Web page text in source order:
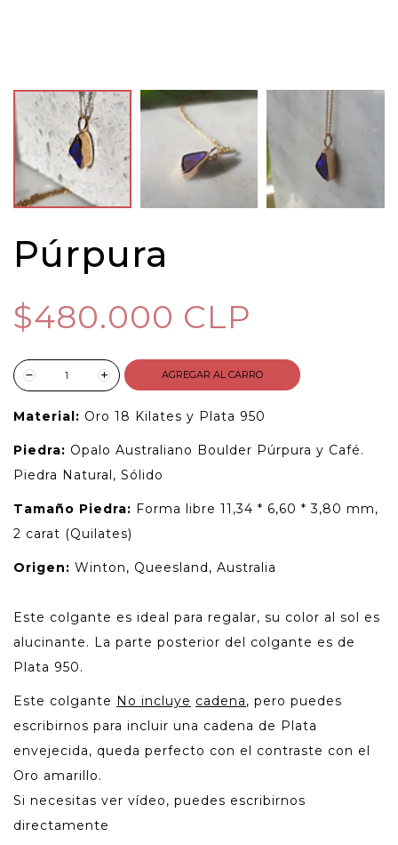
Púrpura
$480.000 CLP
AGREGAR AL CARRO
Material: Oro 18 Kilates y Plata 950
Piedra: Opalo Australiano Boulder Púrpura y Café.
Piedra Natural, Sólido
Tamaño Piedra: Forma libre 11,34 * 6,60 * 3,80 mm,
2 carat (Quilates)
Origen: Winton, Queesland, Australia
Este colgante es ideal para regalar, su color al sol es
alucinante. La parte posterior del colgante es de
Plata 950.
Este colgante No incluye cadena, pero puedes
escribirnos para incluir una cadena de Plata
envejecida, queda perfecto con el contraste con el
Oro amarillo.
Si necesitas ver vídeo, puedes escribirnos
directamente